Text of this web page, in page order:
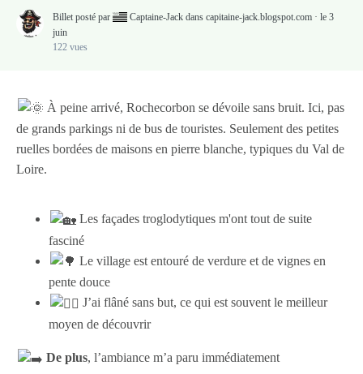
Billet posté par Captaine-Jack dans capitaine-jack.blogspot.com · le 3
juin
122 vues
À peine arrivé, Rochecorbon se dévoile sans bruit. Ici, pas
de grands parkings ni de bus de touristes. Seulement des petites
ruelles bordées de maisons en pierre blanche, typiques du Val de
Loire.
Les façades troglodytiques m'ont tout de suite
fasciné
Le village est entouré de verdure et de vignes en
pente douce
J’ai flâné sans but, ce qui est souvent le meilleur
moyen de découvrir
De plus, l’ambiance m’a paru immédiatement